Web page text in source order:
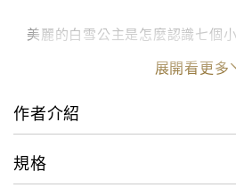
美麗的白雪公主是怎麼認識七個
什麼要一直睡覺？想不想知道呢
故事。內文全書將以淺顯易懂的
不僅讓故事變得更加生動有趣，
事、激發想像力，藉此增長知識。
展開看更多
作者介紹
規格